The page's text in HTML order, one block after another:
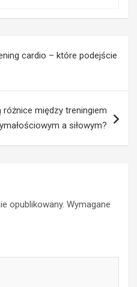
cardio – które podejście
różnice między treningiem
a siłowym?
opublikowany. Wymagane